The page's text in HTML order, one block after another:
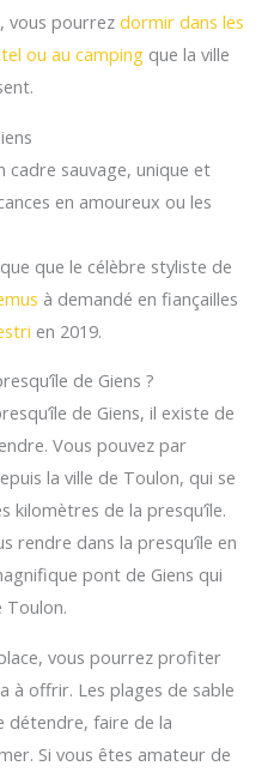
vous pourrez dormir dans les
ou au camping que la ville
cadre sauvage, unique et
en amoureux ou les
que le célèbre styliste de
à demandé en fiançailles
en 2019.
de Giens ?
de Giens, il existe de
Vous pouvez par
la ville de Toulon, qui se
kilomètres de la presqu’île.
rendre dans la presqu’île en
pont de Giens qui
Toulon.
vous pourrez profiter
à offrir. Les plages de sable
détendre, faire de la
Si vous êtes amateur de